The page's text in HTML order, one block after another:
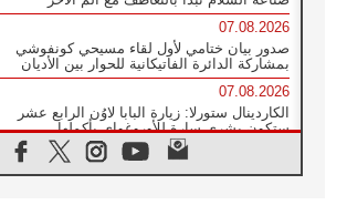
07.08.2026
صدور بيان ختامي لأول لقاء مسيحي كونفوشي
بمشاركة الدائرة الفاتيكانية للحوار بين الأديان
07.08.2026
الكاردينال ستورلا: زيارة البابا لاوُن الرابع عشر
ستكون بشرى سارة للأوروغواي بأكملها
الفاتيكان يعلن برنامج الزيارة الرسولية للبابا لاوُن